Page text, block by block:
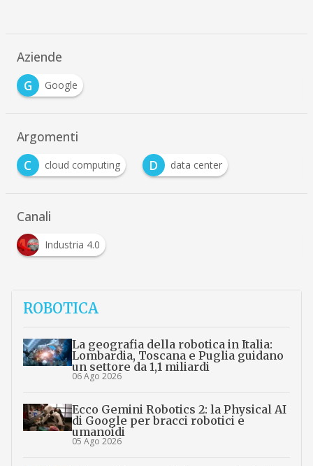
Aziende
G
Google
Argomenti
C
cloud computing D data center
Canali
Industria 4.0
ROBOTICA
La geografia della robotica in Italia:
Lombardia, Toscana e Puglia guidano
un settore da 1,1 miliardi
06 Ago 2026
Ecco Gemini Robotics 2: la Physical AI
di Google per bracci robotici e
umanoidi
05 Ago 2026